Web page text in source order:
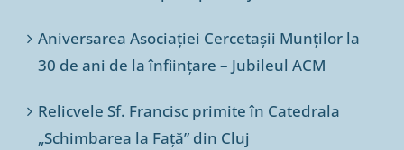
Aniversarea Asociației Cercetașii Munților la
30 de ani de la înființare – Jubileul ACM
Relicvele Sf. Francisc primite în Catedrala
„Schimbarea la Față” din Cluj